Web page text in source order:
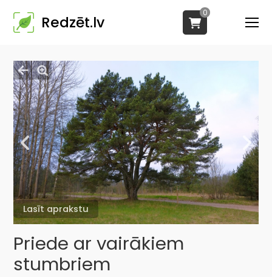
Redzēt.lv
0
Lasīt aprakstu
Priede ar vairākiem
stumbriem